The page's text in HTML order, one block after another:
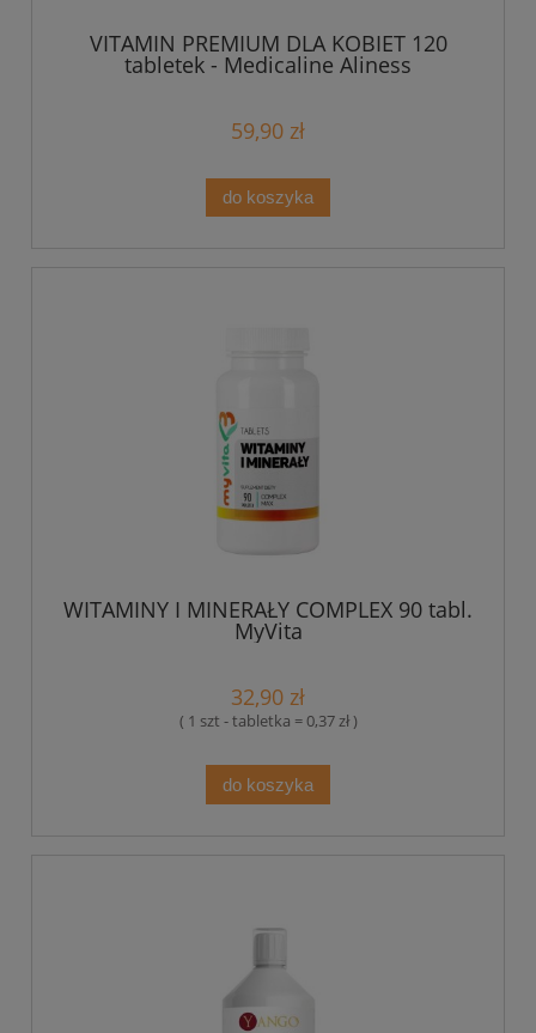
VITAMIN PREMIUM DLA KOBIET 120
tabletek - Medicaline Aliness
59,90 zł
do koszyka
WITAMINY I MINERAŁY COMPLEX 90 tabl.
MyVita
32,90 zł
( 1 szt - tabletka = 0,37 zł )
do koszyka